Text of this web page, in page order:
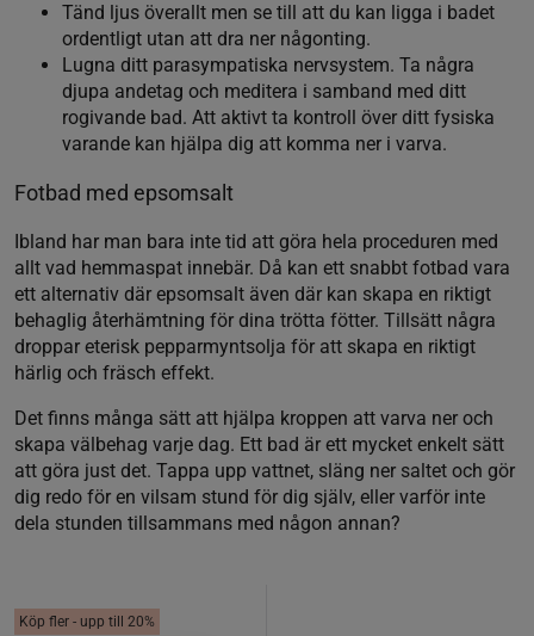
Tänd ljus överallt men se till att du kan ligga i badet
ordentligt utan att dra ner någonting.
Lugna ditt parasympatiska nervsystem. Ta några
djupa andetag och meditera i samband med ditt
rogivande bad. Att aktivt ta kontroll över ditt fysiska
varande kan hjälpa dig att komma ner i varva.
Fotbad med epsomsalt
Ibland har man bara inte tid att göra hela proceduren med
allt vad hemmaspat innebär. Då kan ett snabbt fotbad vara
ett alternativ där epsomsalt även där kan skapa en riktigt
behaglig återhämtning för dina trötta fötter. Tillsätt några
droppar eterisk pepparmyntsolja för att skapa en riktigt
härlig och fräsch effekt.
Det finns många sätt att hjälpa kroppen att varva ner och
skapa välbehag varje dag. Ett bad är ett mycket enkelt sätt
att göra just det. Tappa upp vattnet, släng ner saltet och gör
dig redo för en vilsam stund för dig själv, eller varför inte
dela stunden tillsammans med någon annan?
Köp fler - upp till 20%